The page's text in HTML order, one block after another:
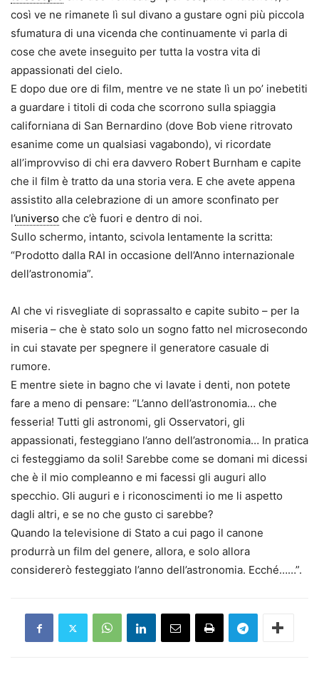
così ve ne rimanete lì sul divano a gustare ogni più piccola
sfumatura di una vicenda che continuamente vi parla di
cose che avete inseguito per tutta la vostra vita di
appassionati del cielo.
E dopo due ore di film, mentre ve ne state lì un po’ inebetiti
a guardare i titoli di coda che scorrono sulla spiaggia
californiana di San Bernardino (dove Bob viene ritrovato
esanime come un qualsiasi vagabondo), vi ricordate
all’improvviso di chi era davvero Robert Burnham e capite
che il film è tratto da una storia vera. E che avete appena
assistito alla celebrazione di un amore sconfinato per
l’universo che c’è fuori e dentro di noi.
Sullo schermo, intanto, scivola lentamente la scritta:
“Prodotto dalla RAI in occasione dell’Anno internazionale
dell’astronomia”.
Al che vi risvegliate di soprassalto e capite subito – per la
miseria – che è stato solo un sogno fatto nel microsecondo
in cui stavate per spegnere il generatore casuale di
rumore.
E mentre siete in bagno che vi lavate i denti, non potete
fare a meno di pensare: “L’anno dell’astronomia… che
fesseria! Tutti gli astronomi, gli Osservatori, gli
appassionati, festeggiano l’anno dell’astronomia… In pratica
ci festeggiamo da soli! Sarebbe come se domani mi dicessi
che è il mio compleanno e mi facessi gli auguri allo
specchio. Gli auguri e i riconoscimenti io me li aspetto
dagli altri, e se no che gusto ci sarebbe?
Quando la televisione di Stato a cui pago il canone
produrrà un film del genere, allora, e solo allora
considererò festeggiato l’anno dell’astronomia. Ecché……”.